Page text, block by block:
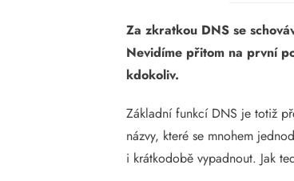
Za zkratkou DNS se
Nevidíme přitom na první
kdokoliv.
Základní funkcí DNS je totiž
názvy, které se mnohem
i krátkodobě vypadnout. Jak